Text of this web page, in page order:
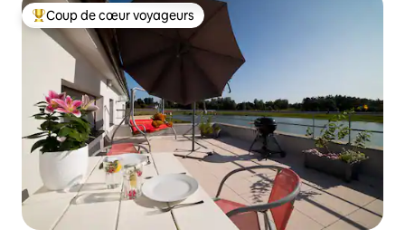
Coups de cœur voyageurs les plus appréciés
Coup de cœur voyageurs